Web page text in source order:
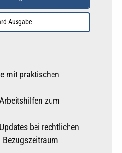
Ausgabe
mit praktischen
zum
bei rechtlichen
Bezugszeitraum